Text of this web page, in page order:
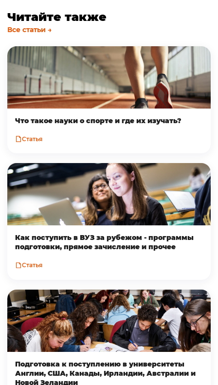
Читайте также
Все статьи →
Что такое науки о спорте и где их изучать?
Статья
Как поступить в ВУЗ за рубежом - программы
подготовки, прямое зачисление и прочее
Статья
Подготовка к поступлению в университеты
Англии, США, Канады, Ирландии, Австралии и
Новой Зеландии